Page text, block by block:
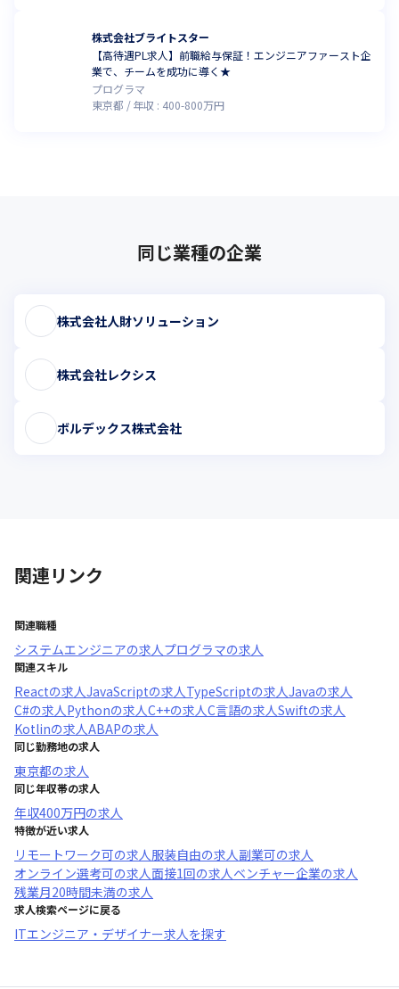
株式会社ブライトスター
【高待遇PL求人】前職給与保証！エンジニアファースト企
業で、チームを成功に導く★
プログラマ
東京都
年収 : 400-800万円
同じ業種の企業
株式会社人財ソリューション
株式会社レクシス
ボルデックス株式会社
関連リンク
関連職種
システムエンジニアの求人プログラマの求人
関連スキル
Reactの求人JavaScriptの求人TypeScriptの求人Javaの求人
C#の求人Pythonの求人C++の求人C言語の求人Swiftの求人
Kotlinの求人ABAPの求人
同じ勤務地の求人
東京都の求人
同じ年収帯の求人
年収400万円の求人
特徴が近い求人
リモートワーク可の求人服装自由の求人副業可の求人
オンライン選考可の求人面接1回の求人ベンチャー企業の求人
残業月20時間未満の求人
求人検索ページに戻る
ITエンジニア・デザイナー求人を探す